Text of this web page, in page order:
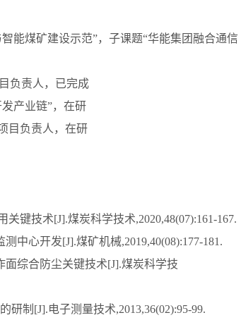
能煤矿建设示范”，子课题“华能集团融合通信
负责人，已完成
产业链”，在研
目负责人，在研
键技术[J].煤炭科学技术,2020,48(07):161-167.
中心开发[J].煤矿机械,2019,40(08):177-181.
面综合防尘关键技术[J].煤炭科学技
制[J].电子测量技术,2013,36(02):95-99.